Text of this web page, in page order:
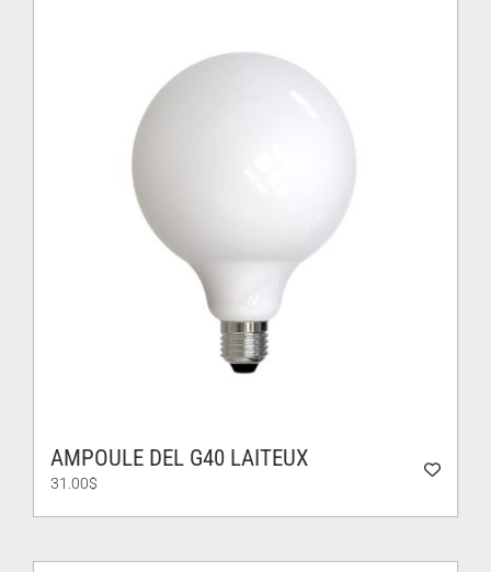
AMPOULE DEL G40 LAITEUX
31.00$